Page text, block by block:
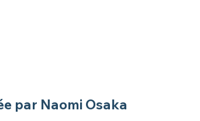
par Naomi Osaka